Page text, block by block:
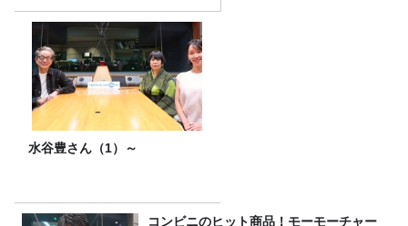
を8/10（月）に放送
水谷豊さん（1）～
コンビニのヒット商品！モーモーチャー